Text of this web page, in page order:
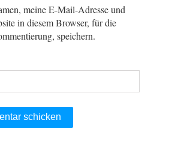
meine E-Mail-Adresse und
in diesem Browser, für die
speichern.